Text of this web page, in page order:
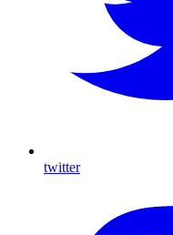
twitter